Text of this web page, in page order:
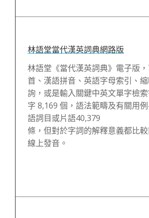
林語堂當代漢英詞典網路版
林語堂《當代漢英詞典》電子版
首、漢語拼音、英語字母索引、
詢，或是輸入關鍵中英文單字檢
字 8,169 個，語法範疇及有關用
語詞目或片語40,379
條，但對於字詞的解釋意義都比
線上發音。